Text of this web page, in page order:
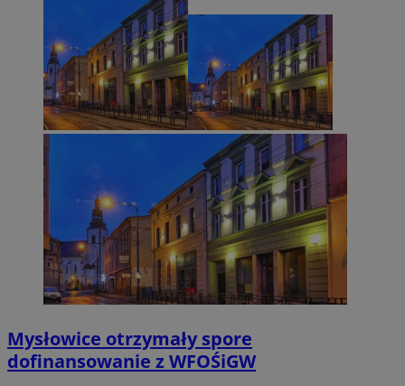
Mysłowice otrzymały spore
dofinansowanie z WFOŚiGW